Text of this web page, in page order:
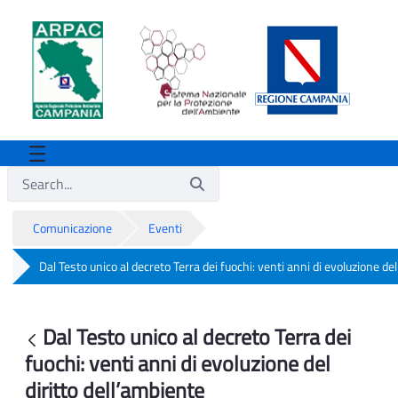
Comunicazione Eventi
Dal Testo unico al decreto Terra dei fuochi: venti anni di evoluzione
Back
Dal Testo unico al decreto Terra dei
fuochi: venti anni di evoluzione del
diritto dell’ambiente